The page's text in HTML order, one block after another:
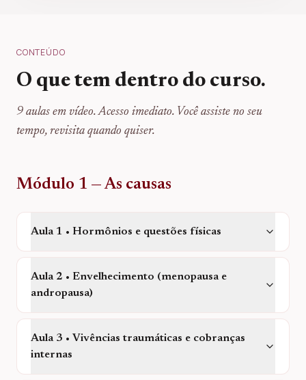
CONTEÚDO
O que tem dentro do curso.
9 aulas em vídeo. Acesso imediato. Você assiste no seu
tempo, revisita quando quiser.
Módulo 1 — As causas
Aula 1 • Hormônios e questões físicas
Aula 2 • Envelhecimento (menopausa e
andropausa)
Aula 3 • Vivências traumáticas e cobranças
internas